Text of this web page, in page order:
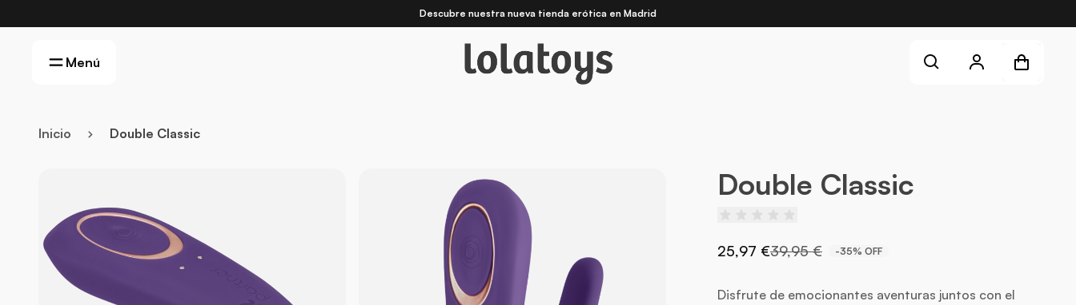
Descubre nuestra nueva tienda erótica en Madrid
Menú
Buscar
Cuenta
Inicio Double Classic
Double Classic
25,97 €39,95 € -35% OFF
Disfrute de emocionantes aventuras juntos con el